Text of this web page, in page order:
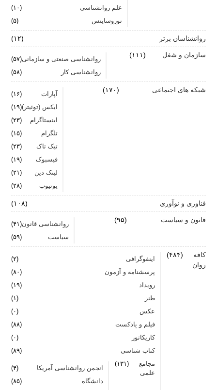
برای بهبود سلامت روان لازم است روزانه از آن مراقبت
علم روانشناسی
(۱۰)
نوروساینس
(۵)
روانشناسان برتر (۱۲)
سازمان و شغل (۱۱۱)
روانشناسی صنعتی و سازمانی(۵۷)
روانشناسی کار
(۵۸)
شبکه های اجتماعی (۱۷۰)
آپارات
(۱۶)
ایکس (توئیتر)(۱۹)
اینستاگرام
(۲۳)
تلگرام
(۱۵)
تیک تاک
(۲۳)
فیسبوک
(۱۹)
لینک دین
(۲۱)
یوتیوب
(۲۸)
فناوری و نوآوری (۱۰۸)
قانون و سیاست (۹۵)
روانشناسی قانون(۴۱)
سیاست
(۵۹)
کافه
روان
(۴۸۴)
اینفوگرافی
(۲)
پرسشنامه و آزمون
(۸۰)
رویداد
(۱۹)
طنز
(۱)
عکس
(۰)
فیلم و پادکست
(۸۸)
کاریکاتور
(۰)
کتاب شناسی
(۸۹)
مجامع
علمی
(۱۳۱)
انجمن روانشناسی آمریکا
(۴)
دانشگاه
(۸۵)